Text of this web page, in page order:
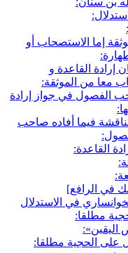
إما الاستصحاب أو
القاعدة و
معا من الموثقة:
الفصول في جواز إرادة
فيما أفاده صاحب
القاعدة:
في الرافع‏]
في الاستدلال
مطلقا:
الحجية مطلقا: